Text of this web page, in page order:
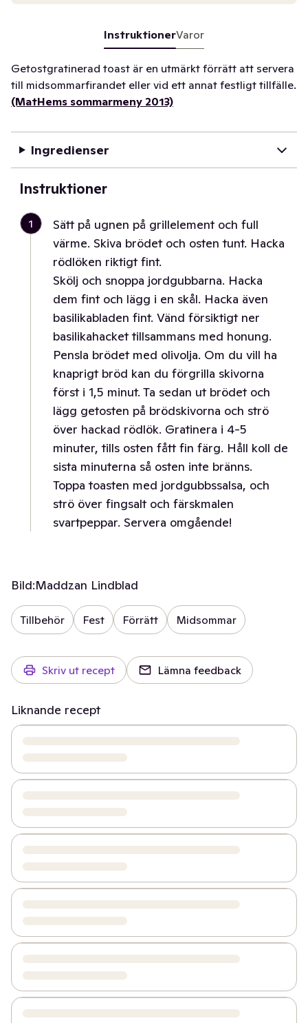
InstruktionerVaror
Getostgratinerad toast är en utmärkt förrätt att servera
till midsommarfirandet eller vid ett annat festligt tillfälle.
(MatHems sommarmeny 2013)
Ingredienser
Instruktioner
1
Sätt på ugnen på grillelement och full
värme. Skiva brödet och osten tunt. Hacka
rödlöken riktigt fint.
Skölj och snoppa jordgubbarna. Hacka
dem fint och lägg i en skål. Hacka även
basilikabladen fint. Vänd försiktigt ner
basilikahacket tillsammans med honung.
Pensla brödet med olivolja. Om du vill ha
knaprigt bröd kan du förgrilla skivorna
först i 1,5 minut. Ta sedan ut brödet och
lägg getosten på brödskivorna och strö
över hackad rödlök. Gratinera i 4-5
minuter, tills osten fått fin färg. Håll koll de
sista minuterna så osten inte bränns.
Toppa toasten med jordgubbssalsa, och
strö över fingsalt och färskmalen
svartpeppar. Servera omgående!
Bild:Maddzan Lindblad
Tillbehör Fest Förrätt Midsommar
Skriv ut recept Lämna feedback
Liknande recept